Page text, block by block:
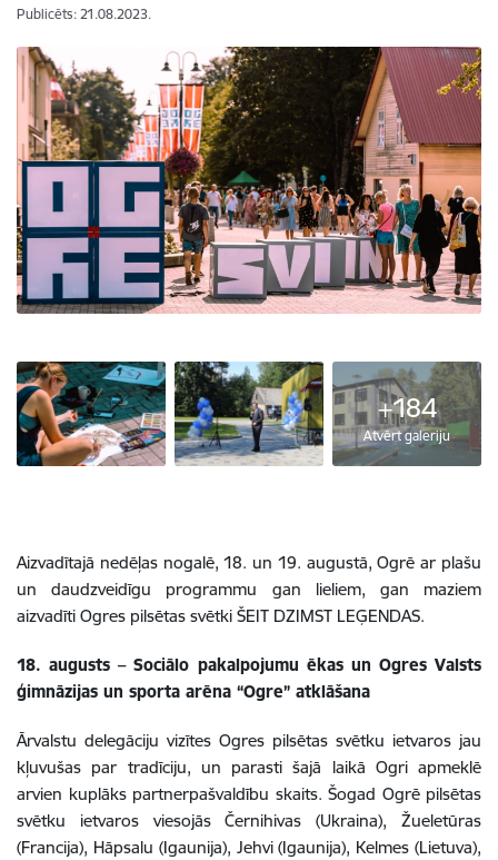
Publicēts: 21.08.2023.
+184
Atvērt galeriju
Aizvadītajā nedēļas nogalē, 18. un 19. augustā, Ogrē ar plašu
un daudzveidīgu programmu gan lieliem, gan maziem
aizvadīti Ogres pilsētas svētki ŠEIT DZIMST LEĢENDAS.
18. augusts –Sociālo pakalpojumu ēkas un Ogres Valsts
ģimnāzijas un sporta arēna “Ogre” atklāšana
Ārvalstu delegāciju vizītes Ogres pilsētas svētku ietvaros jau
kļuvušas par tradīciju, un parasti šajā laikā Ogri apmeklē
arvien kuplāks partnerpašvaldību skaits. Šogad Ogrē pilsētas
svētku ietvaros viesojāsČernihivas (Ukraina), Žueletūras
(Francija), Hāpsalu (Igaunija), Jehvi (Igaunija), Kelmes (Lietuva),